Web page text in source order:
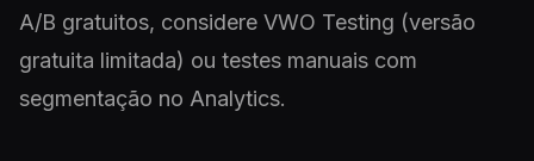
A/B gratuitos, considere VWO Testing (versão
gratuita limitada) ou testes manuais com
segmentação no Analytics.